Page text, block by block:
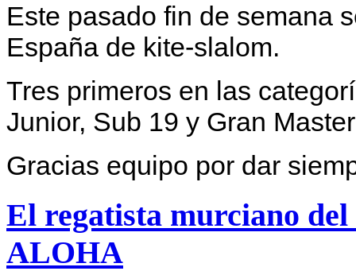
Este pasado fin de semana
España de kite-slalom.
Tres primeros en las
Junior, Sub 19 y Gran
Gracias equipo por dar
El regatista murciano
ALOHA